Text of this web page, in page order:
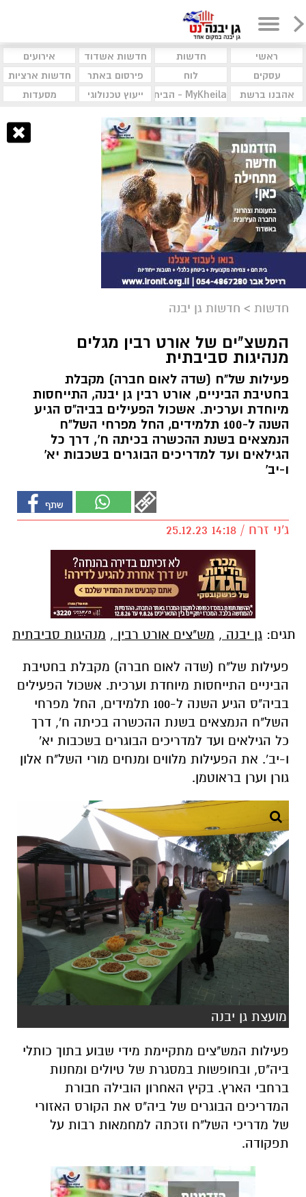
ראשי חדשות חדשות אשדוד
אירועים
עסקים
לוח פירסום באתר
חדשות ארציות
אהבנו ברשת
MyKheila - הבית לעסקים וקהילות ייעוץ טכנולוגי מסעדות
חדשות > חדשות גן יבנה
המשצ"ים של אורט רבין מגלים
מנהיגות סביבתית
פעילות של"ח (שדה לאום חברה) מקבלת
בחטיבת הביניים, אורט רבין גן יבנה, התייחסות
מיוחדת וערכית. אשכול הפעילים בביה"ס הגיע
השנה ל-100 תלמידים, החל מפרחי השל"ח
הנמצאים בשנת ההכשרה בכיתה ח', דרך כל
הגילאים ועד למדריכים הבוגרים בשכבות יא'
ו-יב'
ג'ני זרח / 14:18 25.12.23
תגים: גן יבנה , מש"צים אורט רבין , מנהיגות סביבתית
פעילות של"ח (שדה לאום חברה) מקבלת בחטיבת
הביניים התייחסות מיוחדת וערכית. אשכול הפעילים
בביה"ס הגיע השנה ל-100 תלמידים, החל מפרחי
השל"ח הנמצאים בשנת ההכשרה בכיתה ח', דרך
כל הגילאים ועד למדריכים הבוגרים בשכבות יא'
ו-יב'. את הפעילות מלווים ומנחים מורי השל"ח אלון
גורן וערן בראוטמן.
מועצת גן יבנה
פעילות המש"צים מתקיימת מידי שבוע בתוך כותלי
ביה"ס, ובחופשות במסגרת של טיולים ומחנות
ברחבי הארץ. בקיץ האחרון הובילה חבורת
המדריכים הבוגרים של ביה"ס את הקורס האזורי
של מדריכי השל"ח וזכתה למחמאות רבות על
תפקודה.